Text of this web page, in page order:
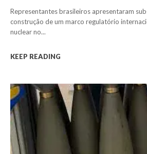
Representantes brasileiros apresentaram
construção de um marco regulatório
nuclear no...
KEEP READING